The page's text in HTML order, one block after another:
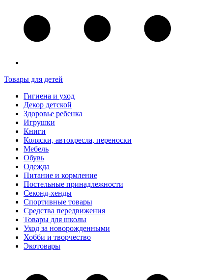
Товары для детей
Гигиена и уход
Декор детской
Здоровье ребенка
Игрушки
Книги
Коляски, автокресла, переноски
Мебель
Обувь
Одежда
Питание и кормление
Постельные принадлежности
Секонд-хенды
Спортивные товары
Средства передвижения
Товары для школы
Уход за новорожденными
Хобби и творчество
Экотовары